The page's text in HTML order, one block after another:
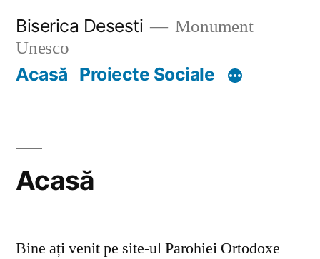
content
Biserica Desesti
Monument
Unesco
Acasă Proiecte Sociale
Acasă
Bine ați venit pe site-ul Parohiei Ortodoxe